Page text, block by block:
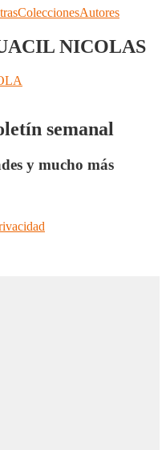
ColeccionesAutores
NICOLAS
semanal
y mucho más